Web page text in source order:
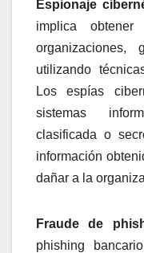
Espionaje
implica obtener
organizaciones,
utilizando
Los espías
sistemas
clasificada o
información
dañar a la
Fraude de
phishing